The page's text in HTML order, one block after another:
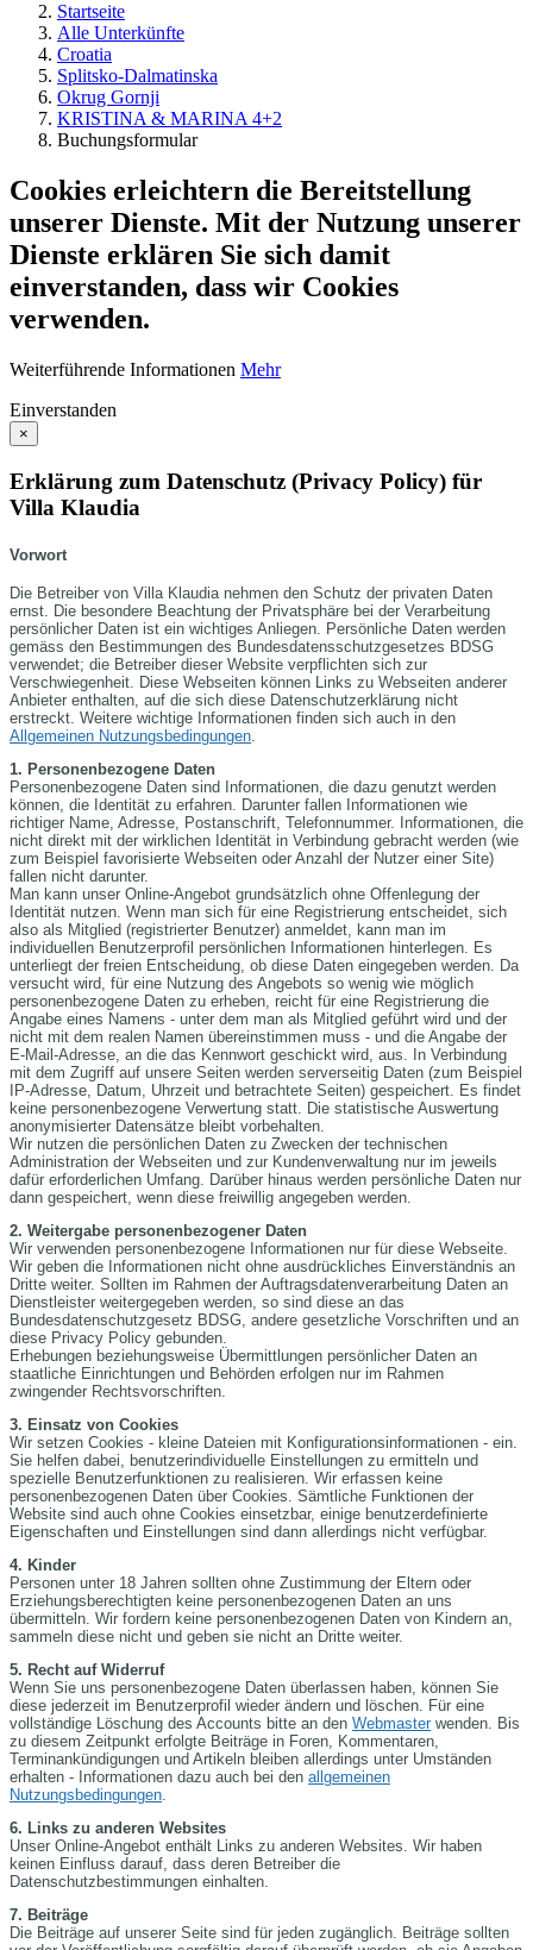
Startseite
Alle Unterkünfte
Croatia
Splitsko-Dalmatinska
Okrug Gornji
KRISTINA & MARINA 4+2
Buchungsformular
Cookies erleichtern die Bereitstellung
unserer Dienste. Mit der Nutzung unserer
Dienste erklären Sie sich damit
einverstanden, dass wir Cookies
verwenden.
Weiterführende Informationen Mehr
Einverstanden
×
Erklärung zum Datenschutz (Privacy Policy) für
Villa Klaudia
Vorwort
Die Betreiber von Villa Klaudia nehmen den Schutz der privaten Daten
ernst. Die besondere Beachtung der Privatsphäre bei der Verarbeitung
persönlicher Daten ist ein wichtiges Anliegen. Persönliche Daten werden
gemäss den Bestimmungen des Bundesdatensschutzgesetzes BDSG
verwendet; die Betreiber dieser Website verpflichten sich zur
Verschwiegenheit. Diese Webseiten können Links zu Webseiten anderer
Anbieter enthalten, auf die sich diese Datenschutzerklärung nicht
erstreckt. Weitere wichtige Informationen finden sich auch in den
Allgemeinen Nutzungsbedingungen
1. Personenbezogene Daten
Personenbezogene Daten sind Informationen, die dazu genutzt werden
können, die Identität zu erfahren. Darunter fallen Informationen wie
richtiger Name, Adresse, Postanschrift, Telefonnummer. Informationen, die
nicht direkt mit der wirklichen Identität in Verbindung gebracht werden (wie
zum Beispiel favorisierte Webseiten oder Anzahl der Nutzer einer Site)
fallen nicht darunter.
Man kann unser Online-Angebot grundsätzlich ohne Offenlegung der
Identität nutzen. Wenn man sich für eine Registrierung entscheidet, sich
also als Mitglied (registrierter Benutzer) anmeldet, kann man im
individuellen Benutzerprofil persönlichen Informationen hinterlegen. Es
unterliegt der freien Entscheidung, ob diese Daten eingegeben werden. Da
versucht wird, für eine Nutzung des Angebots so wenig wie möglich
personenbezogene Daten zu erheben, reicht für eine Registrierung die
Angabe eines Namens - unter dem man als Mitglied geführt wird und der
nicht mit dem realen Namen übereinstimmen muss - und die Angabe der
E-Mail-Adresse, an die das Kennwort geschickt wird, aus. In Verbindung
mit dem Zugriff auf unsere Seiten werden serverseitig Daten (zum Beispiel
IP-Adresse, Datum, Uhrzeit und betrachtete Seiten) gespeichert. Es findet
keine personenbezogene Verwertung statt. Die statistische Auswertung
anonymisierter Datensätze bleibt vorbehalten.
Wir nutzen die persönlichen Daten zu Zwecken der technischen
Administration der Webseiten und zur Kundenverwaltung nur im jeweils
dafür erforderlichen Umfang. Darüber hinaus werden persönliche Daten nur
dann gespeichert, wenn diese freiwillig angegeben werden.
2. Weitergabe personenbezogener Daten
Wir verwenden personenbezogene Informationen nur für diese Webseite.
Wir geben die Informationen nicht ohne ausdrückliches Einverständnis an
Dritte weiter. Sollten im Rahmen der Auftragsdatenverarbeitung Daten an
Dienstleister weitergegeben werden, so sind diese an das
Bundesdatenschutzgesetz BDSG, andere gesetzliche Vorschriften und an
diese Privacy Policy gebunden.
Erhebungen beziehungsweise Übermittlungen persönlicher Daten an
staatliche Einrichtungen und Behörden erfolgen nur im Rahmen
zwingender Rechtsvorschriften.
3. Einsatz von Cookies
Wir setzen Cookies - kleine Dateien mit Konfigurationsinformationen - ein.
Sie helfen dabei, benutzerindividuelle Einstellungen zu ermitteln und
spezielle Benutzerfunktionen zu realisieren. Wir erfassen keine
personenbezogenen Daten über Cookies. Sämtliche Funktionen der
Website sind auch ohne Cookies einsetzbar, einige benutzerdefinierte
Eigenschaften und Einstellungen sind dann allerdings nicht verfügbar.
4. Kinder
Personen unter 18 Jahren sollten ohne Zustimmung der Eltern oder
Erziehungsberechtigten keine personenbezogenen Daten an uns
übermitteln. Wir fordern keine personenbezogenen Daten von Kindern an,
sammeln diese nicht und geben sie nicht an Dritte weiter.
5. Recht auf Widerruf
Wenn Sie uns personenbezogene Daten überlassen haben, können Sie
diese jederzeit im Benutzerprofil wieder ändern und löschen. Für eine
vollständige Löschung des Accounts bitte an den Webmaster wenden. Bis
zu diesem Zeitpunkt erfolgte Beiträge in Foren, Kommentaren,
Terminankündigungen und Artikeln bleiben allerdings unter Umständen
erhalten - Informationen dazu auch bei den allgemeinen
Nutzungsbedingungen
6. Links zu anderen Websites
Unser Online-Angebot enthält Links zu anderen Websites. Wir haben
keinen Einfluss darauf, dass deren Betreiber die
Datenschutzbestimmungen einhalten.
7. Beiträge
Die Beiträge auf unserer Seite sind für jeden zugänglich. Beiträge sollten